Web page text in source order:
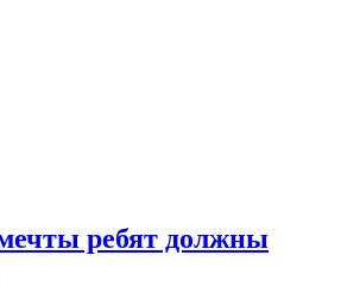
ребят должны